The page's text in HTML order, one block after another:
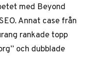
med Beyond
Annat case från
rankade topp
och dubblade